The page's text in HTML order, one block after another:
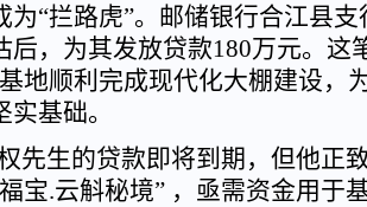
为“拦路虎”。邮储银行合江县
后，为其发放贷款180万元。这
地顺利完成现代化大棚建设，
基础。
先生的贷款即将到期，但他正
.云斛秘境” ，亟需资金用于